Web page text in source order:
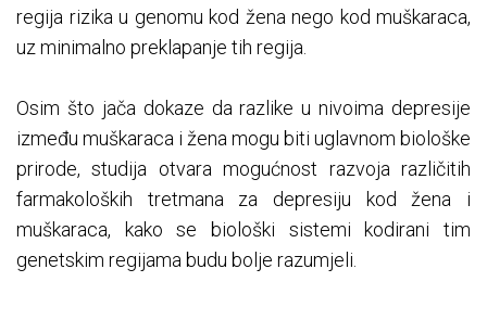
regija rizika u genomu kod žena nego kod muškaraca,
uz minimalno preklapanje tih regija.
Osim što jača dokaze da razlike u nivoima depresije
između muškaraca i žena mogu biti uglavnom biološke
prirode, studija otvara mogućnost razvoja različitih
farmakoloških tretmana za depresiju kod žena i
muškaraca, kako se biološki sistemi kodirani tim
genetskim regijama budu bolje razumjeli.